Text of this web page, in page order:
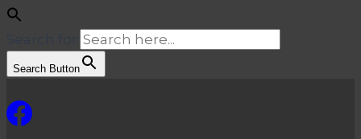
Search Button
al